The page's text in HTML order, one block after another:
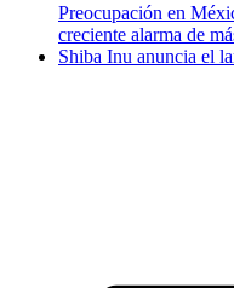
Preocupación en
creciente alarma de
Shiba Inu anuncia el